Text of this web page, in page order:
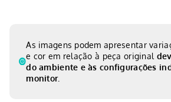
As imagens podem apresentar
e cor em relação à peça original
do ambiente e às configurações
monitor.